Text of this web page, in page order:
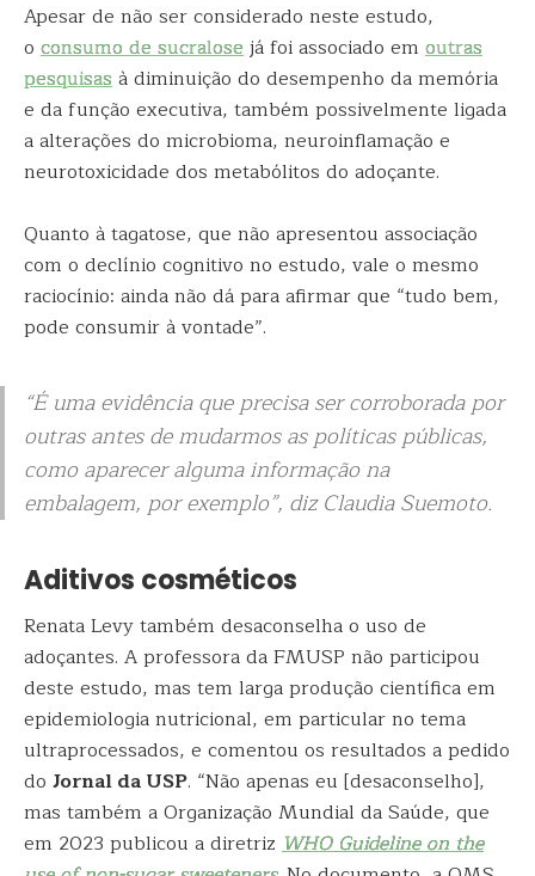
Apesar de não ser considerado neste estudo,
o consumo de sucralosejá foi associado em outras
pesquisasà diminuição do desempenho da memória
e da função executiva, também possivelmente ligada
a alterações do microbioma, neuroinflamação e
neurotoxicidade dos metabólitos do adoçante.
Quanto à tagatose, que não apresentou associação
com o declínio cognitivo no estudo, vale o mesmo
raciocínio: ainda não dá para afirmar que “tudo bem,
pode consumir à vontade”.
“É uma evidência que precisa ser corroborada por
outras antes de mudarmos as políticas públicas,
como aparecer alguma informação na
embalagem, por exemplo”, diz Claudia Suemoto.
Aditivos cosméticos
Renata Levy também desaconselha o uso de
adoçantes. A professora da FMUSP não participou
deste estudo, mas tem larga produção científica em
epidemiologia nutricional, em particular no tema
ultraprocessados, e comentou os resultados a pedido
do Jornal da USP. “Não apenas eu [desaconselho],
mas também a Organização Mundial da Saúde, que
em 2023 publicou a diretriz WHO Guideline on the